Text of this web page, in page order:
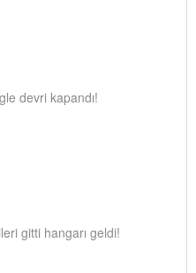
devri kapandı!
gitti hangarı geldi!